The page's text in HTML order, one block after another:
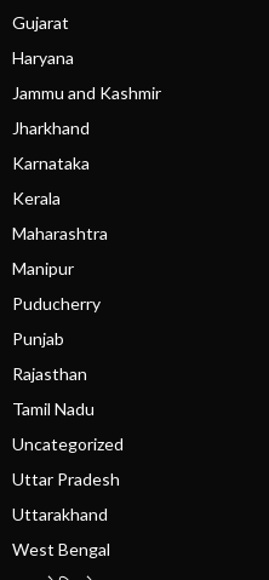
Gujarat
Haryana
Jammu and Kashmir
Jharkhand
Karnataka
Kerala
Maharashtra
Manipur
Puducherry
Punjab
Rajasthan
Tamil Nadu
Uncategorized
Uttar Pradesh
Uttarakhand
West Bengal